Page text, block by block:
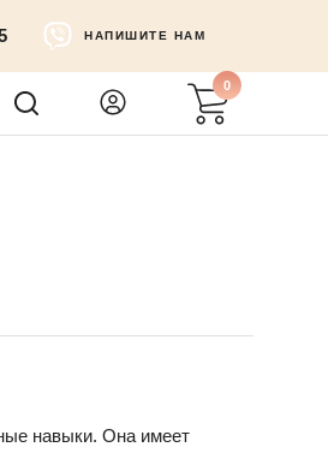
НАПИШИТЕ НАМ
0
навыки. Она имеет